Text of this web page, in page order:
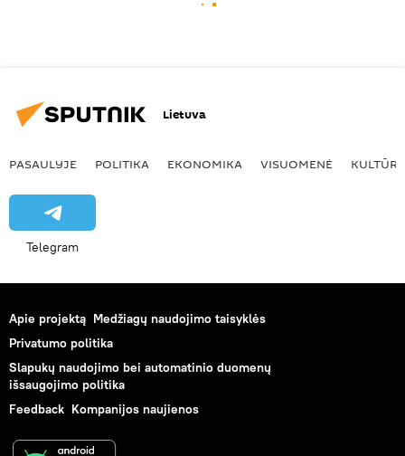
Lietuva
PASAULYJE POLITIKA EKONOMIKA VISUOMENĖ KULTŪRA
Telegram
Apie projektą Medžiagų naudojimo taisyklės
Privatumo politika
Slapukų naudojimo bei automatinio duomenų
išsaugojimo politika
Feedback Kompanijos naujienos